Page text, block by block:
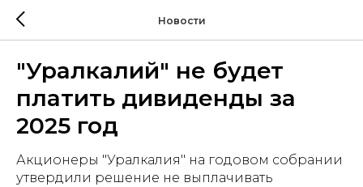
Новости
"Уралкалий" не будет
платить дивиденды за
2025 год
Акционеры "Уралкалия" на годовом собрании
утвердили решение не выплачивать